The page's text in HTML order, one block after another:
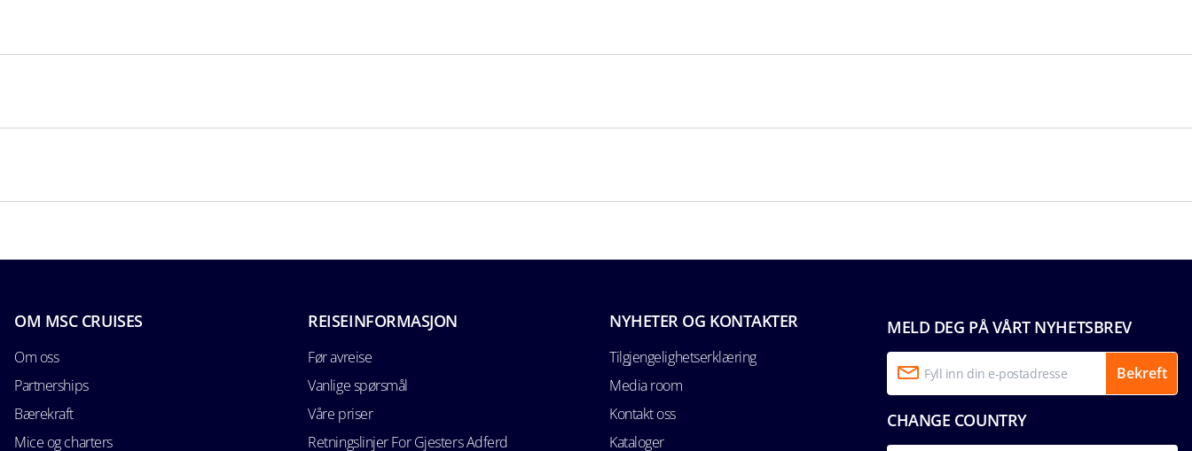
MELD DEG PÅ VÅRT NYHETSBREV
Bekreft
CHANGE COUNTRY
OM MSC CRUISES
Om oss
Partnerships
Bærekraft
Mice og charters
REISEINFORMASJON
Før avreise
Vanlige spørsmål
Våre priser
Retningslinjer For Gjesters Adferd
NYHETER OG KONTAKTER
Tilgjengelighetserklæring
Media room
Kontakt oss
Kataloger